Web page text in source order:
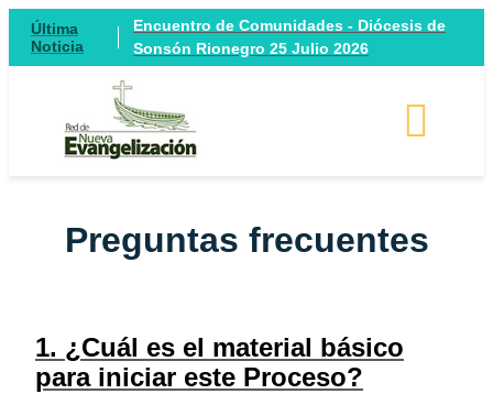
Última
Noticia
Encuentro de Comunidades - Diócesis de
Sonsón Rionegro 25 Julio 2026
Preguntas frecuentes
1. ¿Cuál es el material básico
para iniciar este Proceso?